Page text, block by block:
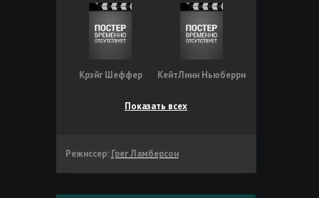
Крэйг Шеффер КейтЛинн Ньюберри
Показать всех
Режиссер: Грег Ламберсон